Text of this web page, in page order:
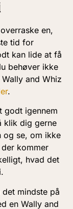
en,
tid for
kan lide at få
behøver ikke
and Whiz
.
godt igennem
klik dig gerne
og se, om ikke
kommer
hvad det
mindste på
en Wally and